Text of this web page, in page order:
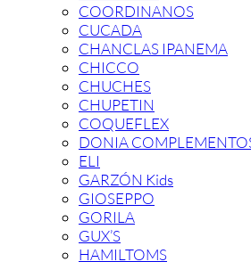
COORDINANOS
CUCADA
CHANCLAS IPANEMA
CHICCO
CHUCHES
CHUPETIN
COQUEFLEX
DONIA
ELI
GARZÓN Kids
GIOSEPPO
GORILA
GUX’S
HAMILTOMS